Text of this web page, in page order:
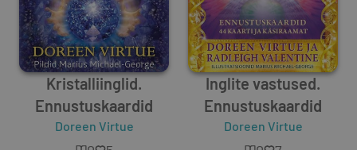
Kristalliinglid.
Ennustuskaardid
Doreen Virtue
Inglite vastused.
Ennustuskaardid
Doreen Virtue